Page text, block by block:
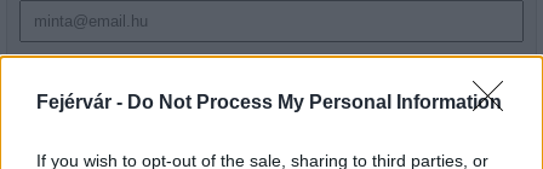
Fejérvár - Do Not Process My Personal Information
If you wish to opt-out of the sale, sharing to third parties, or
szabályzatot!